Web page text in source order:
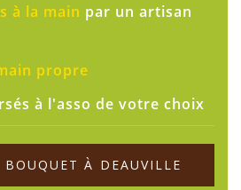
à la main par un artisan
propre
à l'asso de votre choix
BOUQUET À DEAUVILLE